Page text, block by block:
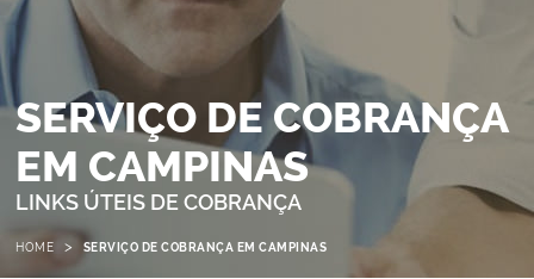
SERVIÇO DE COBRANÇA
EM CAMPINAS
LINKS ÚTEIS DE COBRANÇA
HOME > SERVIÇO DE COBRANÇA EM CAMPINAS